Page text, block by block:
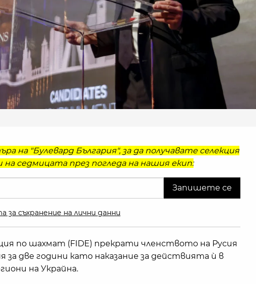
на "Булевард България", за да получавате селекция
седмицата през погледа на нашия екип:
за съхранение на лични данни
по шахмат (FIDE) прекрати членството на Русия
за две години като наказание за действията ѝ в
на Украйна.